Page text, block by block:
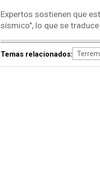
Expertos sostienen que
sísmico", lo que se
Temas relacionados: